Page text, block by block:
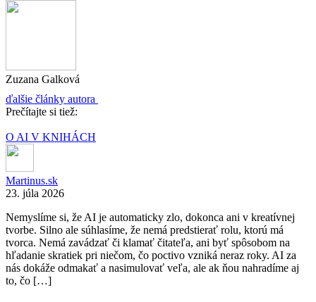
Zuzana Galková
ďalšie články autora
Prečítajte si tiež:
O AI V KNIHÁCH
Martinus.sk
23. júla 2026
Nemyslíme si, že AI je automaticky zlo, dokonca ani v kreatívnej
tvorbe. Silno ale súhlasíme, že nemá predstierať rolu, ktorú má
tvorca. Nemá zavádzať či klamať čitateľa, ani byť spôsobom na
hľadanie skratiek pri niečom, čo poctivo vzniká neraz roky. AI za
nás dokáže odmakať a nasimulovať veľa, ale ak ňou nahradíme aj
to, čo […]